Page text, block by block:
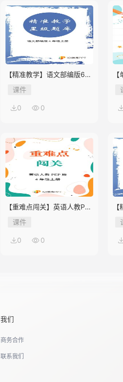
【精准教学】语文部编版6年
级上册第1单元★★★题库
课件
0 0
应
【重难点闯关】英语人教PEP
版4年级上册Unit 2
课件
0 0
6
我们
商务合作
联系我们